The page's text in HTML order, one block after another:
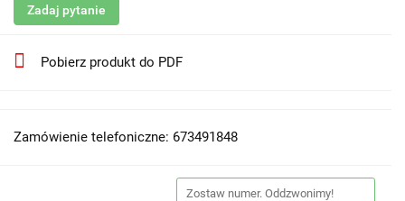
Zadaj pytanie
Pobierz produkt do PDF
Zamówienie telefoniczne: 673491848